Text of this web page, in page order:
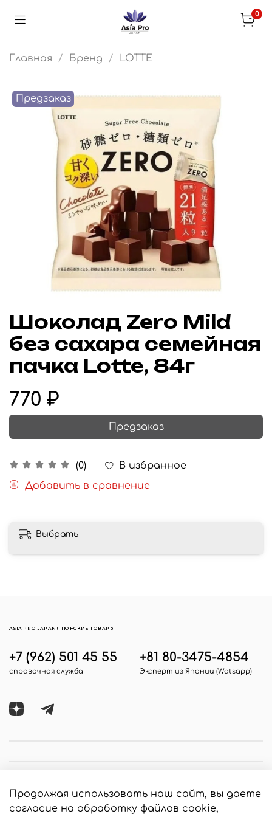
0
Главная Бренд LOTTE
Предзаказ
Шоколад Zero Mild
без сахара семейная
пачка Lotte, 84г
(0)
В избранное
Добавить в сравнение
770 ₽
Предзаказ
Выбрать
+7 (962) 501 45 55
справочная служба
+81 80-3475-4854
Эксперт из Японии (Watsapp)
ASIA PRO JAPAN ЯПОНСКИЕ ТОВАРЫ
Продолжая использовать наш сайт, вы даете
согласие на обработку файлов cookie,